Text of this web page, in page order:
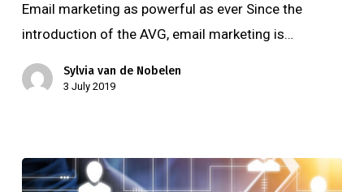
Email marketing as powerful as ever Since the
introduction of the AVG, email marketing is…
Sylvia van de Nobelen
3 July 2019